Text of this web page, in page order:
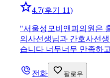
4.7(후기 11)
"서울성모비앤피의원은
의사선생님과 간호사선
습니다 너무너무 만족하
전화 팔로우